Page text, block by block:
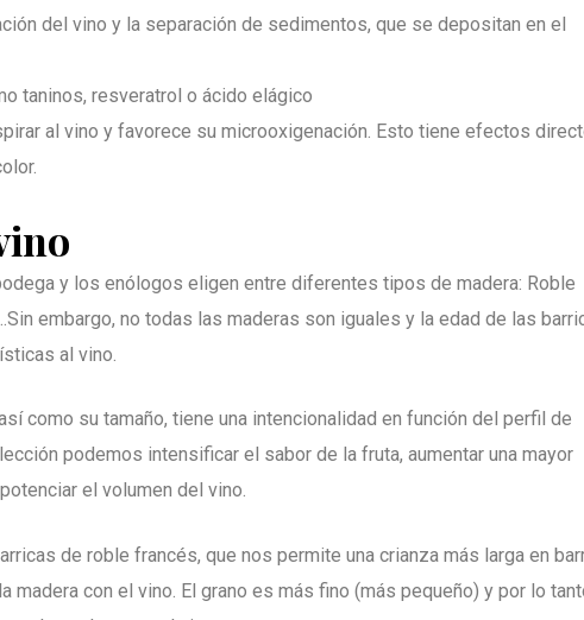
del vino y la separación de sedimentos, que se depositan en el
taninos, resveratrol o ácido elágico
al vino y favorece su microoxigenación. Esto tiene efectos
y los enólogos eligen entre diferentes tipos de madera: Roble
embargo, no todas las maderas son iguales y la edad de las
al vino.
como su tamaño, tiene una intencionalidad en función del perfil de
podemos intensificar el sabor de la fruta, aumentar una mayor
el volumen del vino.
de roble francés, que nos permite una crianza más larga en
madera con el vino. El grano es más fino (más pequeño) y por lo